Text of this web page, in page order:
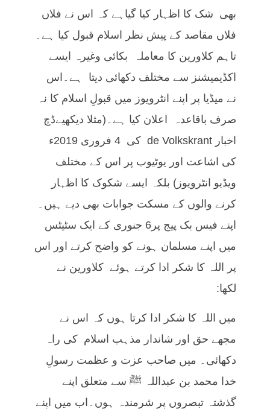
بھی شک کا اظہار کیا گیاہے کہ اس نے فلاں
فلاں مقاصد کے پیش نظر اسلام قبول کیا ہے۔
تاہم کلاورین کا معاملہ بکائی وغیرہ ایسے
اکڈیمیشنز سے مختلف دکھائی دیتا ہے۔اس
نے میڈیا پر اپنے انٹرویوز میں قبولِ اسلام کا نہ
صرف باقاعدہ اعلان کیا ہے۔(مثلا دیکھیےڈچ
اخبار de Volkskrant کی 4 فروری 2019ء
کی اشاعت اور یوٹیوب پر اس کے مختلف
ویڈیو انٹرویوز) بلکہ ایسے شکوک کا اظہار
کرنے والوں کے مسکت جوابات بھی دیے ہیں۔
اپنے فیس بک پیج پر6 جنوری کے ایک سٹیٹس
میں اپنے مسلمان ہونے کو واضح کرتے اور اس
پر اللہ کا شکر ادا کرتے ہوئے کلاورین نے
لکھا:
میں اللہ کا شکر ادا کرتا ہوں کہ اس نے
مجھے حق اور شاندار مذہب اسلام کی راہ
دکھائی۔ میں صاحب عزت و عظمت رسولِ
خدا محمد بن عبداللہ ﷺ سے متعلق اپنے
گذشتہ تبصروں پر شرمندہ ہوں۔اب میں اپنے